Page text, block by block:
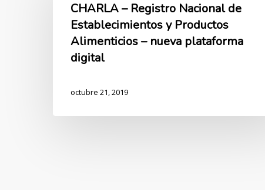
Nacional
Establecimientos
Alimenticios
nueva
CHARLA – Registro Nacional de
Establecimientos y Productos
Alimenticios – nueva plataforma
digital
octubre 21, 2019